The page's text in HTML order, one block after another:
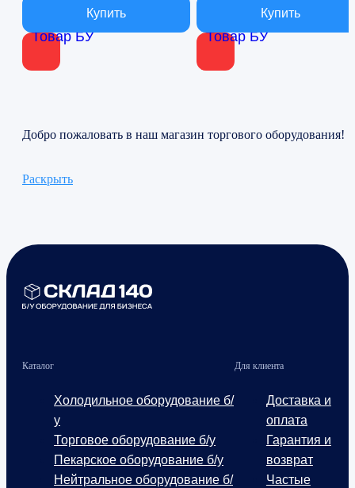
Товар БУ Товар БУ
Добро пожаловать в наш магазин торгового оборудования!
Раскрыть
Каталог
Холодильное оборудование б/
у
Торговое оборудование б/у
Пекарское оборудование б/у
Нейтральное оборудование б/
Для клиента
Доставка и
оплата
Гарантия и
возврат
Частые